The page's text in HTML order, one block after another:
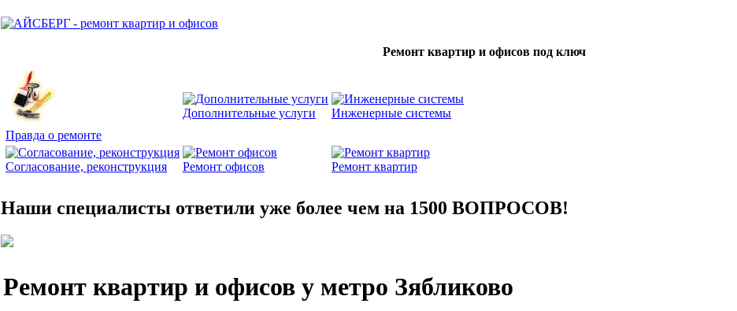
Ремонт квартир и офисов под ключ
Правда о ремонте
Дополнительные услуги Инженерные системы
Согласование, реконструкция Ремонт офисов Ремонт квартир
Наши специалисты ответили уже более чем на 1500 ВОПРОСОВ!
Ремонт квартир и офисов у метро Зябликово